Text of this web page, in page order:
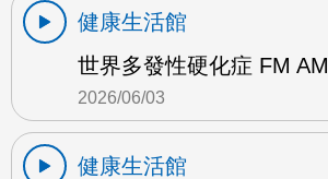
健康生活館
世界多發性硬化症 FM AM
2026/06/03
健康生活館